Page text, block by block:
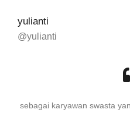
yulianti
@yulianti
sebagai karyawan swasta